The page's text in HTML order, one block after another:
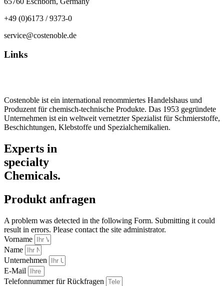
+49 (0)6173 / 9373-0
service@costenoble.de
Links
Costenoble ist ein international renommiertes Handelshaus und
Produzent für chemisch-technische Produkte. Das 1953 gegründete
Unternehmen ist ein weltweit vernetzter Spezialist für Schmierstoffe,
Beschichtungen, Klebstoffe und Spezialchemikalien.
Experts in
specialty
Chemicals.
Produkt anfragen
A problem was detected in the following Form. Submitting it could
result in errors. Please contact the site administrator.
Vorname
Name
Unternehmen
E-Mail
Telefonnummer für Rückfragen